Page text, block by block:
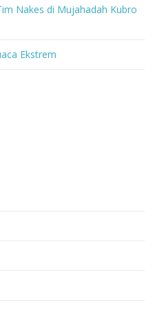
Nakes di Mujahadah Kubro
Ekstrem